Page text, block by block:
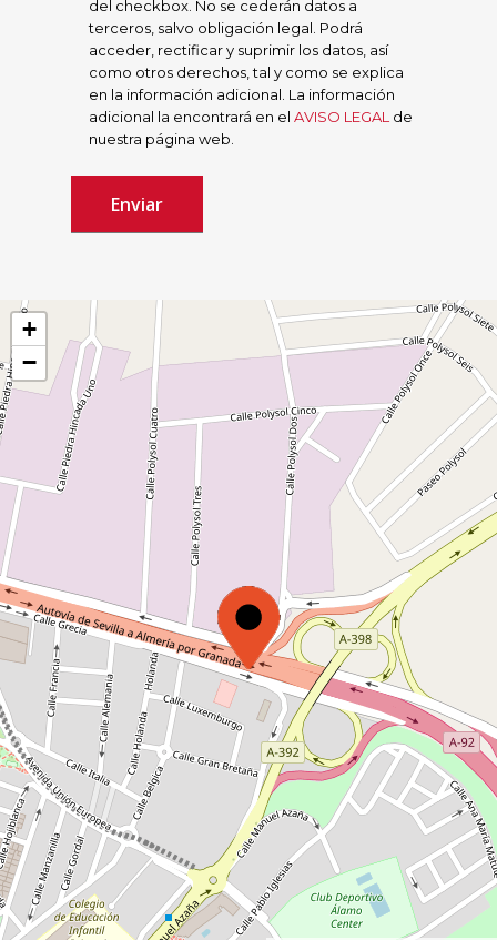
del checkbox. No se cederán datos a
terceros, salvo obligación legal. Podrá
acceder, rectificar y suprimir los datos, así
como otros derechos, tal y como se explica
en la información adicional. La información
adicional la encontrará en elAVISO LEGAL de
nuestra página web.
+
−